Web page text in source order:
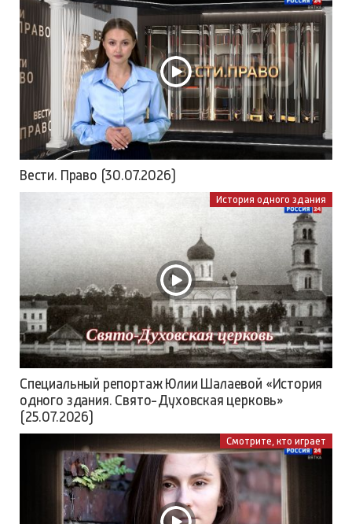
Вести. Право (30.07.2026)
История одного здания
Специальный репортаж Юлии Шалаевой «История
одного здания. Свято-Духовская церковь»
(25.07.2026)
Смотрите, кто играет